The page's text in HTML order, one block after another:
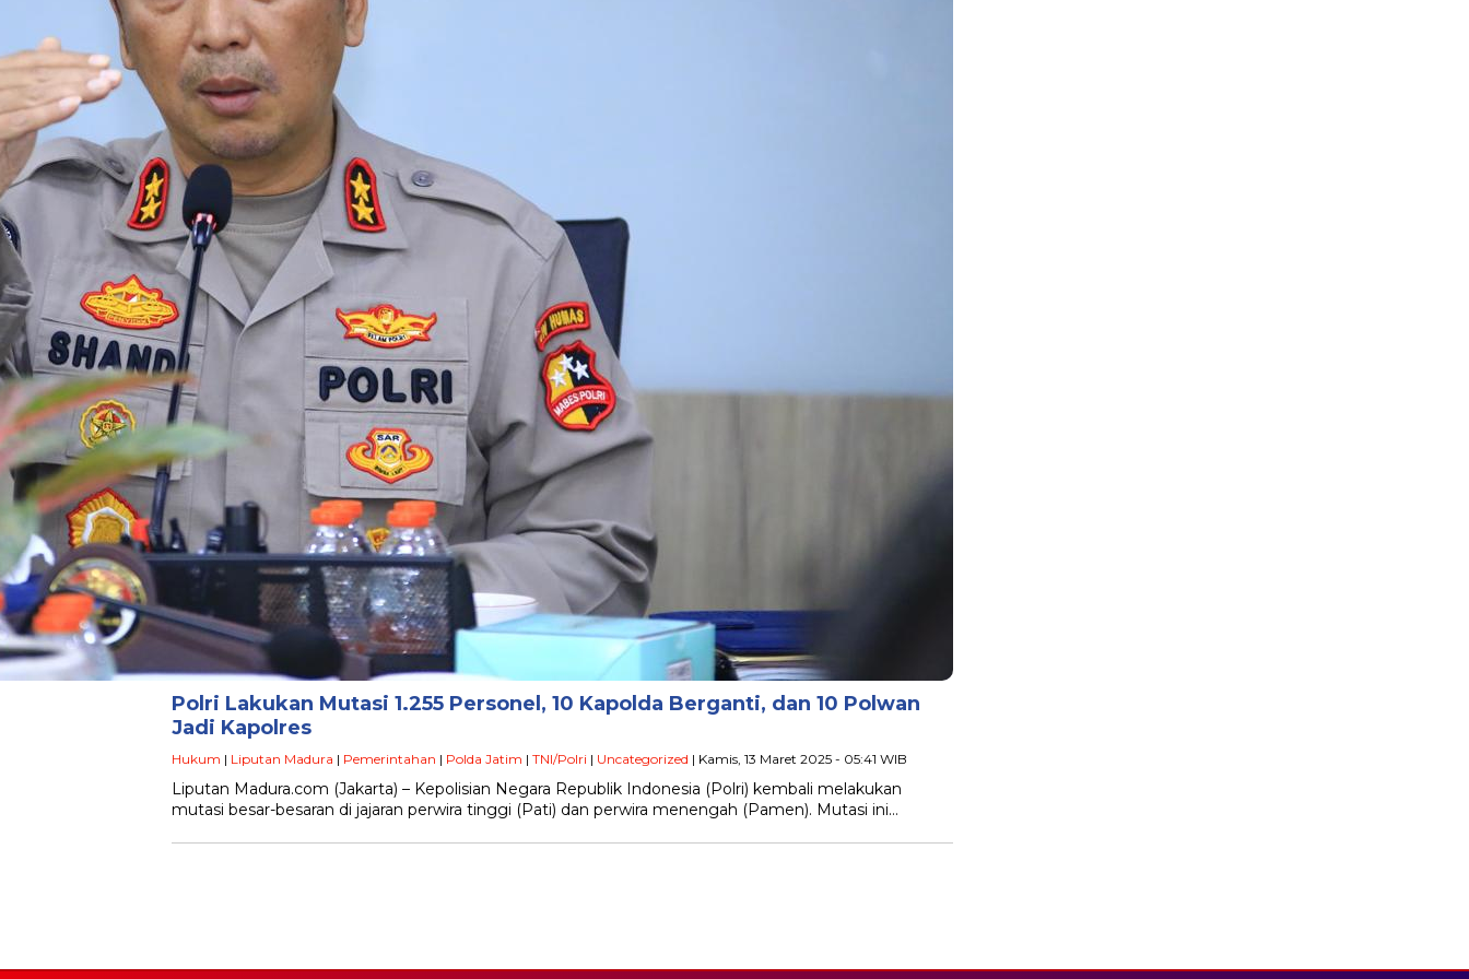
Polri Lakukan Mutasi 1.255 Personel, 10 Kapolda Berganti, dan 10 Polwan
Jadi Kapolres
Hukum | Liputan Madura | Pemerintahan | Polda Jatim | TNI/Polri | Uncategorized | Kamis, 13 Maret 2025 - 05:41 WIB
Liputan Madura.com (Jakarta) – Kepolisian Negara Republik Indonesia (Polri) kembali melakukan
mutasi besar-besaran di jajaran perwira tinggi (Pati) dan perwira menengah (Pamen). Mutasi ini…